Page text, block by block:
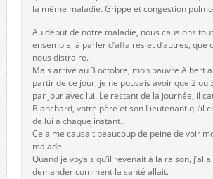
la même maladie. Grippe et congestion
Au début de notre maladie, nous causions
ensemble, à parler d’affaires et d’autres, que
nous distraire.
Mais arrivé au 3 octobre, mon pauvre Albert
partir de ce jour, je ne pouvais avoir que 2 ou
par jour avec lui. Le restant de la journée, il
Blanchard, votre père et son Lieutenant qu’il
de lui à chaque instant.
Cela me causait beaucoup de peine de voir
malade.
Quand je voyais qu’il revenait à la raison,
demander comment la santé allait.